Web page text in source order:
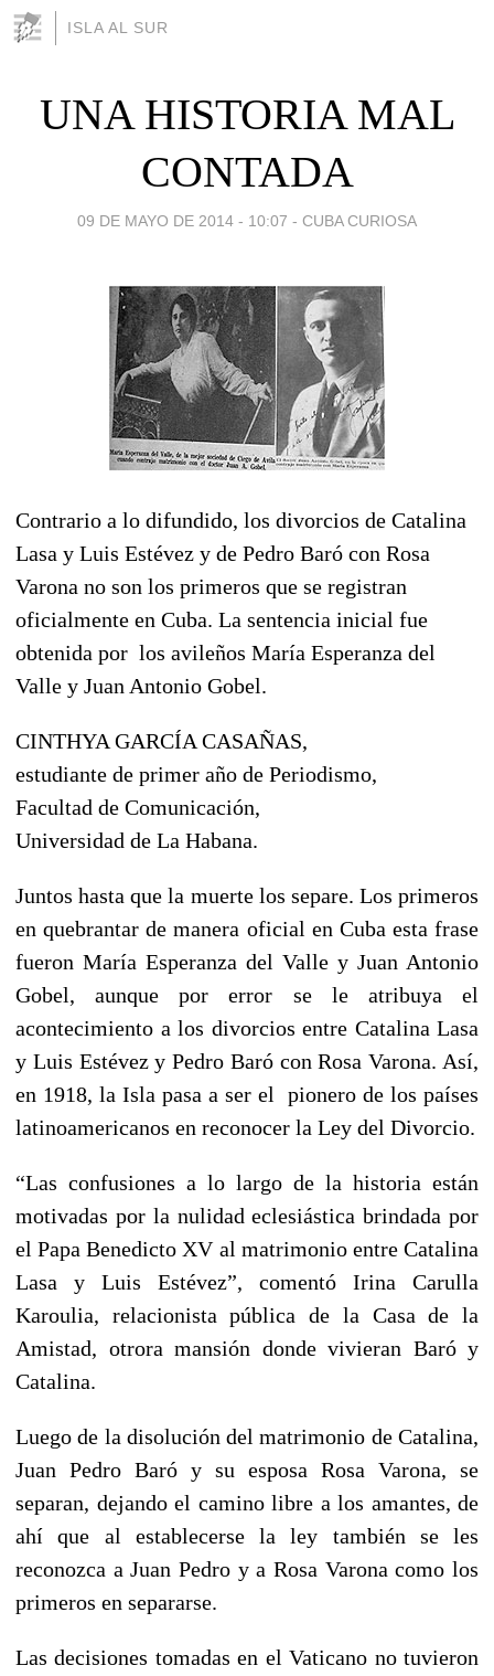
ISLA AL SUR
UNA HISTORIA MAL
CONTADA
09 DE MAYO DE 2014 - 10:07 - CUBA CURIOSA
Contrario a lo difundido, los divorcios de Catalina
Lasa y Luis Estévez y de Pedro Baró con Rosa
Varona no son los primeros que se registran
oficialmente en Cuba. La sentencia inicial fue
obtenida por los avileños María Esperanza del
Valle y Juan Antonio Gobel.
CINTHYA GARCÍA CASAÑAS,
estudiante de primer año de Periodismo,
Facultad de Comunicación,
Universidad de La Habana.
Juntos hasta que la muerte los separe. Los primeros
en quebrantar de manera oficial en Cuba esta frase
fueron María Esperanza del Valle y Juan Antonio
Gobel, aunque por error se le atribuya el
acontecimiento a los divorcios entre Catalina Lasa
y Luis Estévez y Pedro Baró con Rosa Varona. Así,
en 1918, la Isla pasa a ser el pionero de los países
latinoamericanos en reconocer la Ley del Divorcio.
“Las confusiones a lo largo de la historia están
motivadas por la nulidad eclesiástica brindada por
el Papa Benedicto XV al matrimonio entre Catalina
Lasa y Luis Estévez”, comentó Irina Carulla
Karoulia, relacionista pública de la Casa de la
Amistad, otrora mansión donde vivieran Baró y
Catalina.
Luego de la disolución del matrimonio de Catalina,
Juan Pedro Baró y su esposa Rosa Varona, se
separan, dejando el camino libre a los amantes, de
ahí que al establecerse la ley también se les
reconozca a Juan Pedro y a Rosa Varona como los
primeros en separarse.
Las decisiones tomadas en el Vaticano no tuvieron